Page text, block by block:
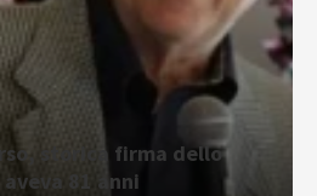
storica firma dello
81 anni